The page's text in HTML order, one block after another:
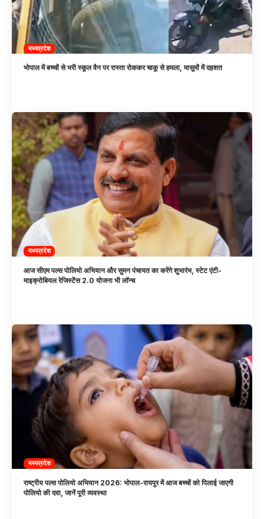
मध्यप्रदेश
भोपाल में बच्चों से भरी स्कूल वैन पर रास्ता रोककर चाकू से हमला, मासूमों में दहशत
मध्यप्रदेश
आज सीएम पल्स पोलियो अभियान और सुमन पंचायत का करेंगे शुभारंभ, स्टेट एंटी-
माइक्रोबियल रेजिस्टेंस 2.0 योजना भी लॉन्च
मध्यप्रदेश
राष्ट्रीय पल्स पोलियो अभियान 2026: भोपाल-रायपुर में आज बच्चों को पिलाई जाएगी
पोलियो की दवा, जानें पूरी व्यवस्था